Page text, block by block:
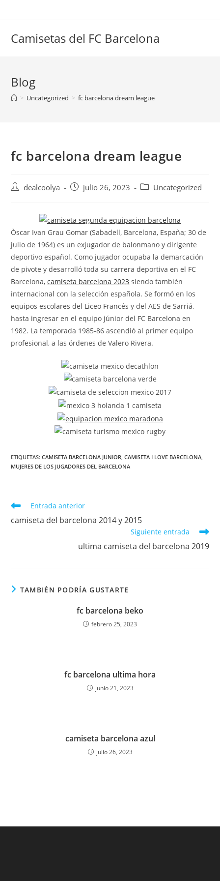
Camisetas del FC Barcelona
Blog
> Uncategorized > fc barcelona dream league
fc barcelona dream league
Autordealcoolya
Publicación
entrada:
julio 26, 2023
Categoría
entrada:
Uncategorized
Òscar Ivan Grau Gomar (Sabadell, Barcelona, España; 30 de
julio de 1964) es un exjugador de balonmano y dirigente
deportivo español. Como jugador ocupaba la demarcación
de pivote y desarrolló toda su carrera deportiva en el FC
Barcelona,camiseta barcelona 2023 siendo también
internacional con la selección española. Se formó en los
equipos escolares del Liceo Francés y del AES de Sarriá,
hasta ingresar en el equipo júnior del FC Barcelona en
1982. La temporada 1985-86 ascendió al primer equipo
profesional, a las órdenes de Valero Rivera.
ETIQUETAS:CAMISETA BARCELONA JUNIOR, CAMISETA I LOVE BARCELONA,
MUJERES DE LOS JUGADORES DEL BARCELONA
Leer
artículos
Entrada anterior
camiseta del barcelona 2014 y 2015
Siguiente entrada
ultima camiseta del barcelona 2019
TAMBIÉN PODRÍA GUSTARTE
fc barcelona beko
febrero 25, 2023
fc barcelona ultima hora
junio 21, 2023
camiseta barcelona azul
julio 26, 2023